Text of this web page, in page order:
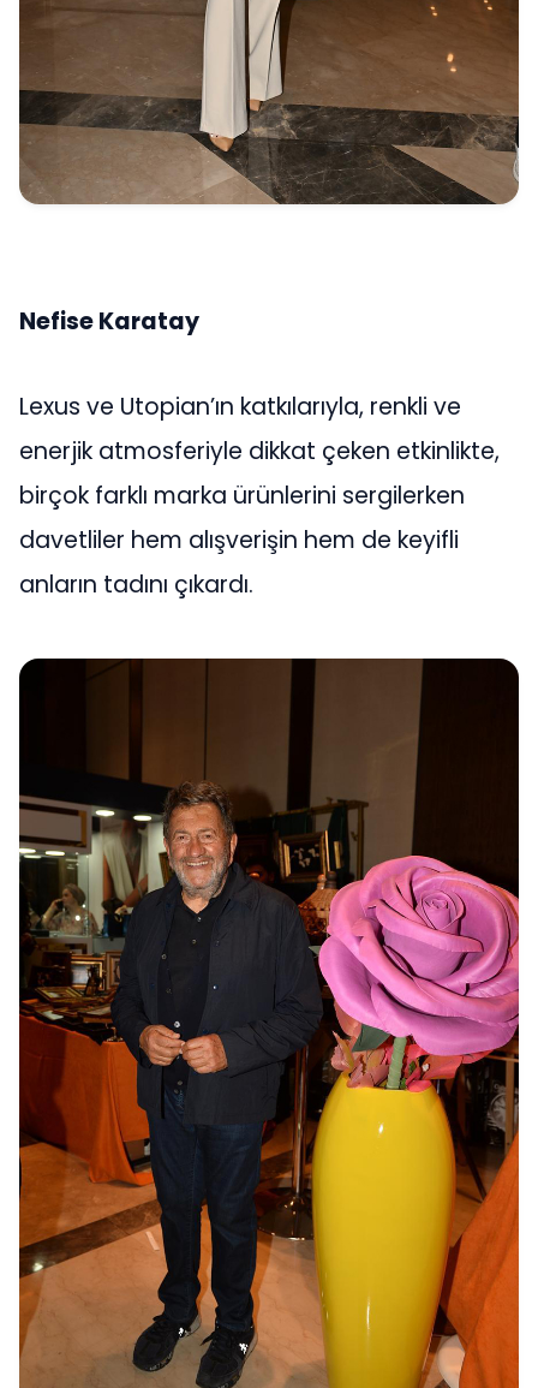
Nefise Karatay
Lexus ve Utopian’ın katkılarıyla, renkli ve
enerjik atmosferiyle dikkat çeken etkinlikte,
birçok farklı marka ürünlerini sergilerken
davetliler hem alışverişin hem de keyifli
anların tadını çıkardı.